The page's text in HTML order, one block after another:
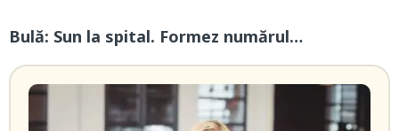
Bulă: Sun la spital. Formez numărul…